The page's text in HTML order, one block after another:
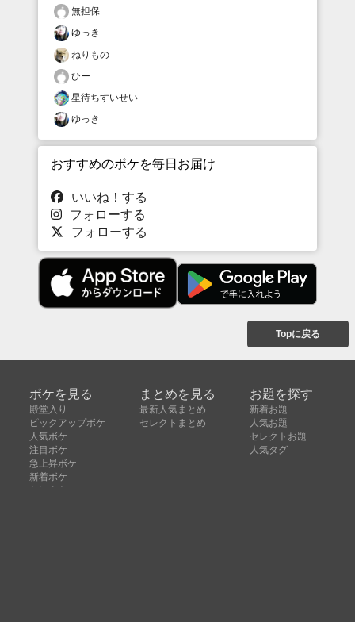
無担保
ゆっき
ねりもの
ひー
星待ちすいせい
ゆっき
おすすめのボケを毎日お届け
いいね！する
フォローする
フォローする
Topに戻る
ボケを見る
殿堂入り
ピックアップボケ
人気ボケ
注目ボケ
急上昇ボケ
新着ボケ
セレクト
まとめを見る
最新人気まとめ
セレクトまとめ
お題を探す
新着お題
人気お題
セレクトお題
人気タグ